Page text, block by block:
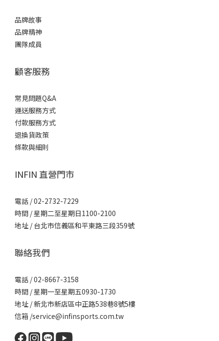
品牌故事
品牌精神
團隊成員
顧客服務
常見問題Q&A
運送服務方式
付款服務方式
退換貨政策
條款與細則
INFIN 直營門市
電話 / 02-2732-7229
時間 / 星期二至星期日1100-2100
地址 / 台北市信義區和平東路三段359號
聯絡我們
電話 / 02-8667-3158
時間 / 星期一至星期五0930-1730
地址 / 新北市新店區中正路538巷8號5樓
信箱 /service@infinsports.com.tw